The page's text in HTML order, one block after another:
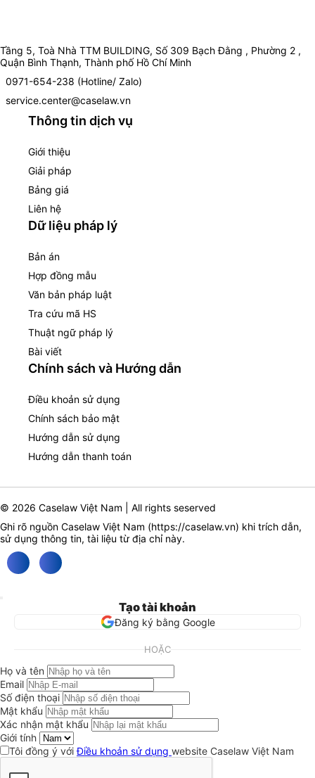
Tầng 5, Toà Nhà TTM BUILDING, Số 309 Bạch Đằng , Phường 2 ,
Quận Bình Thạnh, Thành phố Hồ Chí Minh
0971-654-238 (Hotline/ Zalo)
service.center@caselaw.vn
Thông tin dịch vụ
Giới thiệu
Giải pháp
Bảng giá
Liên hệ
Dữ liệu pháp lý
Bản án
Hợp đồng mẫu
Văn bản pháp luật
Tra cứu mã HS
Thuật ngữ pháp lý
Bài viết
Chính sách và Hướng dẫn
Điều khoản sử dụng
Chính sách bảo mật
Hướng dẫn sử dụng
Hướng dẫn thanh toán
© 2026 Caselaw Việt Nam | All rights seserved
Ghi rõ nguồn Caselaw Việt Nam (https://caselaw.vn) khi trích dẫn,
sử dụng thông tin, tài liệu từ địa chỉ này.
Tạo tài khoản
Đăng ký bằng Google
HOẶC
Họ và tên
Email
Số điện thoại
Mật khẩu
Xác nhận mật khẩu
Giới tính
Tôi đồng ý vớiĐiều khoản sử dụng website Caselaw Việt Nam